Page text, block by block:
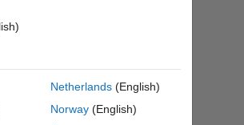
Netherlands (English)
Norway (English)